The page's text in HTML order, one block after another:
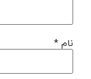
نام*